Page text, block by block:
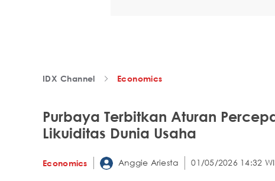
IDX Channel Economics
Purbaya Terbitkan Aturan
Likuiditas Dunia Usaha
Economics Anggie Ariesta 01/05/2026 14:32